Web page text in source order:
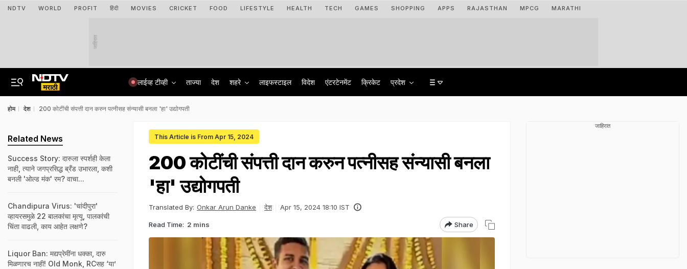
NDTV WORLD PROFIT हिंदी MOVIES CRICKET FOOD LIFESTYLE HEALTH TECH GAMES SHOPPING APPS RAJASTHAN MPCG MARATHI
जाहिरात
लाईव्ह टीव्ही ताज्या देश शहरे लाइफस्टाइल विदेश एंटरटेनमेंट क्रिकेट प्रदेश
होम देश 200 कोटींची संपत्ती दान करुन पत्नीसह संन्यासी बनला 'हा' उद्योगपती
This Article is From Apr 15, 2024
200 कोटींची संपत्ती दान करुन पत्नीसह संन्यासी बनला
'हा' उद्योगपती
Translated By: Onkar Arun Danke देश Apr 15, 2024 18:10 IST
Read Time: 2 mins Share
Related News
Success Story: दारुला स्पर्शही केला
नाही, त्याने जगप्रसिद्ध ब्रँड उभारला, कशी
बनली 'ओल्ड मंक' रम? वाचा...
Chandipura Virus: 'चांदीपुरा'
व्हायरसमुळे 22 बालकांचा मृत्यू, पालकांची
चिंता वाढली, काय आहेत लक्षणे?
Liquor Ban: मद्यप्रेमींना धक्का, दारु
मिळणारच नाही! Old Monk, RCसह ‘या’
जाहिरात